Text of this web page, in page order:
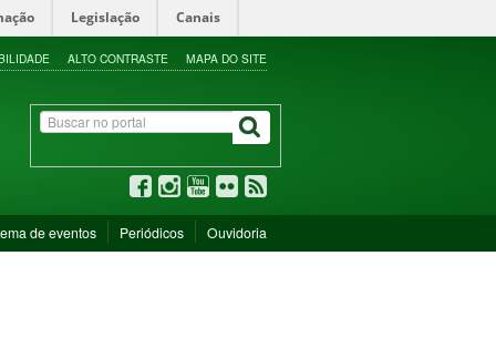
Legislação Canais
ALTO CONTRASTE MAPA DO SITE
de eventos Periódicos Ouvidoria